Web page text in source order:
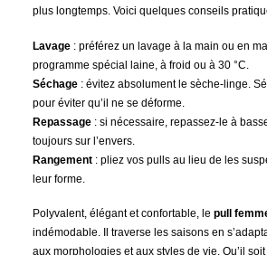
plus longtemps. Voici quelques conseils
Lavage : préférez un lavage à la main ou en
programme spécial laine, à froid ou à 30 °C.
Séchage : évitez absolument le sèche-linge.
pour éviter qu’il ne se déforme.
Repassage : si nécessaire, repassez-le à
toujours sur l’envers.
Rangement : pliez vos pulls au lieu de les
leur forme.
Polyvalent, élégant et confortable, le pull
indémodable. Il traverse les saisons en
aux morphologies et aux styles de vie. Qu’il